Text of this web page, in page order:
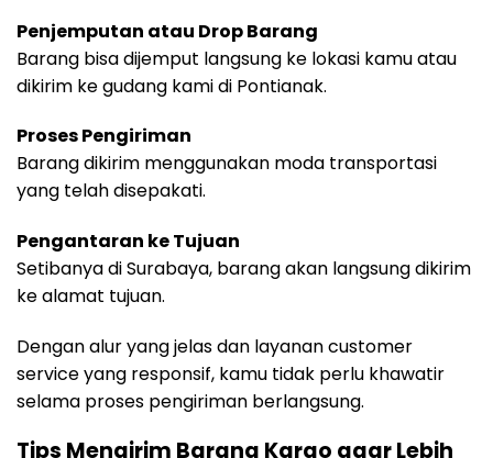
Penjemputan atau Drop Barang
Barang bisa dijemput langsung ke lokasi kamu atau
dikirim ke gudang kami di Pontianak.
Proses Pengiriman
Barang dikirim menggunakan moda transportasi
yang telah disepakati.
Pengantaran ke Tujuan
Setibanya di Surabaya, barang akan langsung dikirim
ke alamat tujuan.
Dengan alur yang jelas dan layanan customer
service yang responsif, kamu tidak perlu khawatir
selama proses pengiriman berlangsung.
Tips Mengirim Barang Kargo agar Lebih